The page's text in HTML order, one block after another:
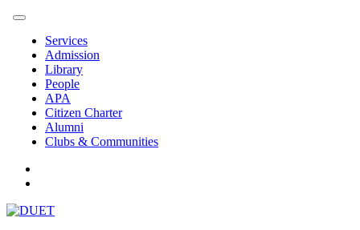
Services
Admission
Library
People
APA
Citizen Charter
Alumni
Clubs & Communities